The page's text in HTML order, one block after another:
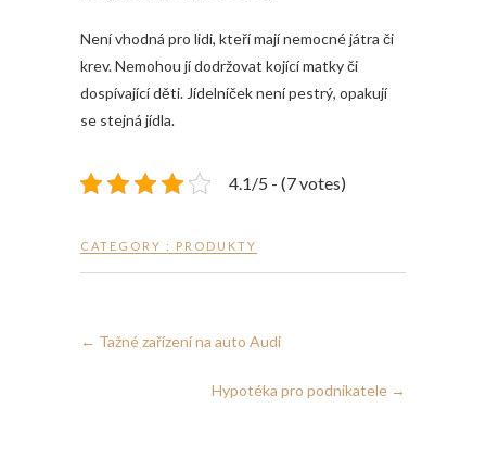
Není vhodná pro lidi, kteří mají nemocné játra či
krev. Nemohou jí dodržovat kojící matky či
dospívající děti. Jídelníček není pestrý, opakují
se stejná jídla.
4.1/5 - (7 votes)
CATEGORY : PRODUKTY
← Tažné zařízení na auto Audi
Hypotéka pro podnikatele →